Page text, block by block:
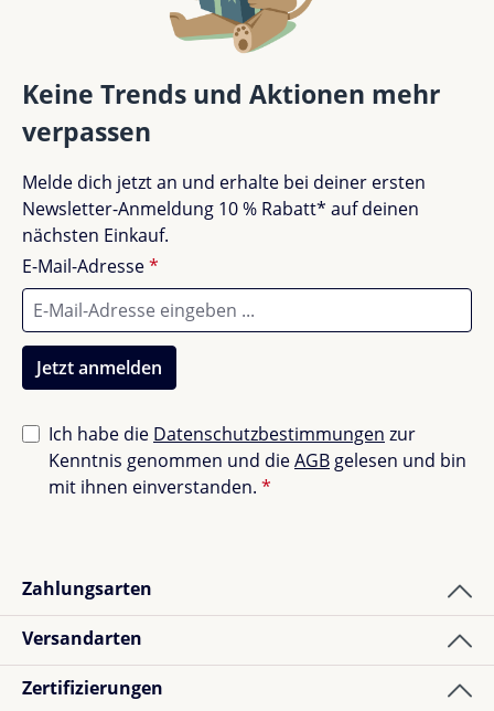
mehr Zeit, dich den schönen Momenten des
Elternseins zu widmen.
Wichtige Produkteigenschaften
Material:
Deckel/Griffe/Hals aus Polypropylen
Fassungsvermögen:280 ml
Maße:Ø 8 cm, Höhe 11 cm, mit Griffen 14 cm
breit
Altersempfehlung:Ab 6 Monaten
Spülmaschinenfest:Für mehr Hygiene und
weniger Aufwand
Bewertung schreiben
Keine Bewertungen gefunden. Teile deine
Erfahrungen mit anderen.
Keine Trends und Aktionen mehr
verpassen
Melde dich jetzt an und erhalte bei deiner ersten
Newsletter-Anmeldung 10 % Rabatt* auf deinen
nächsten Einkauf.
E-Mail-Adresse*
Jetzt anmelden
Ich habe die Datenschutzbestimmungen zur
Kenntnis genommen und dieAGB gelesen und bin
mit ihnen einverstanden. *
Zahlungsarten
Versandarten
Zertifizierungen